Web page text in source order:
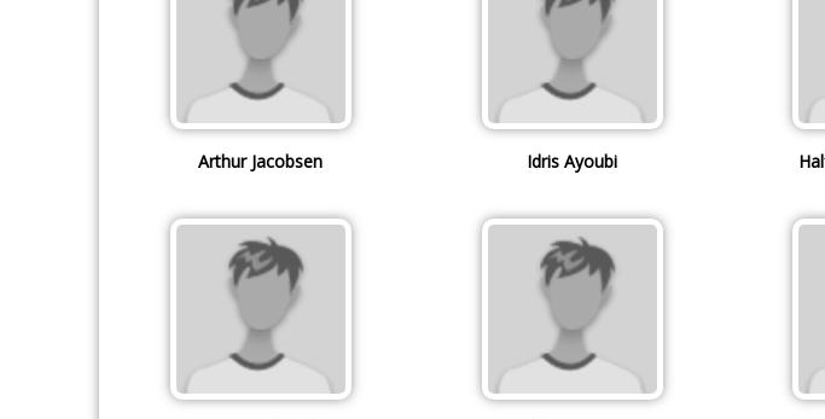
Arthur Jacobsen Idris Ayoubi